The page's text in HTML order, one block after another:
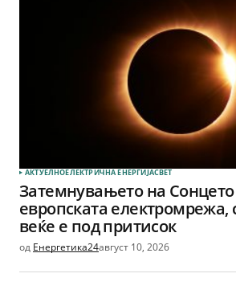
АКТУЕЛНОЕЛЕКТРИЧНА ЕНЕРГИЈАСВЕТ
Затемнувањето на Сонцето
европската електромрежа,
веќе е под притисок
од Енергетика24август 10, 2026